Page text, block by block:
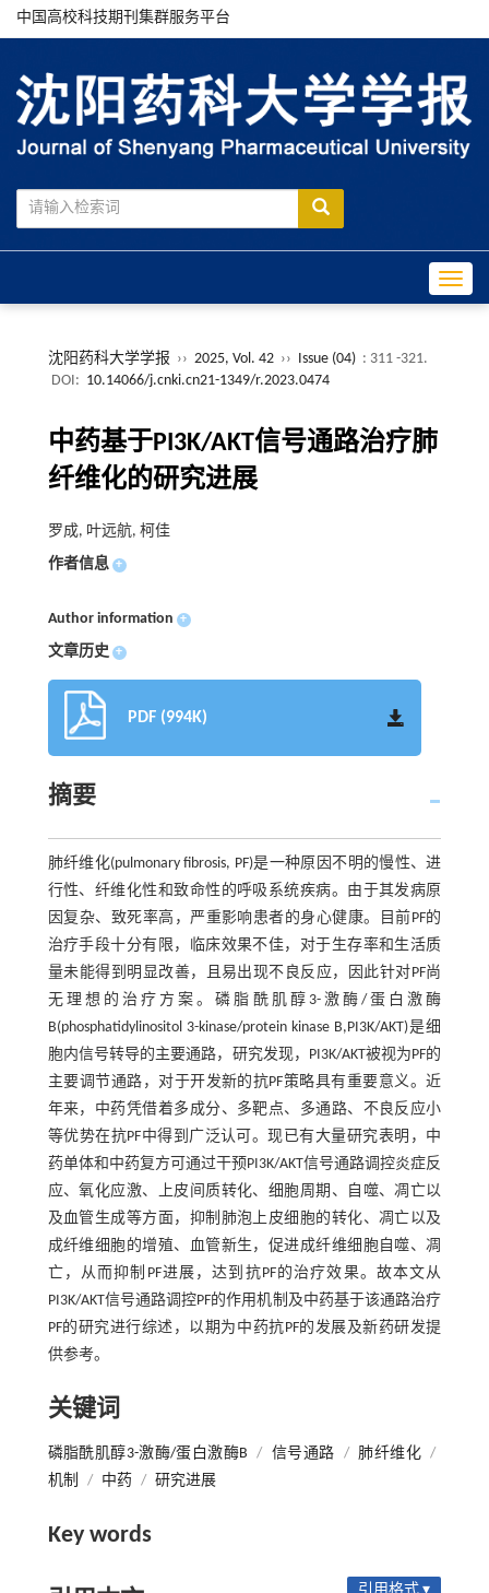
中国高校科技期刊集群服务平台
沈阳药科大学学报 ›› 2025, Vol. 42 ›› Issue (04) : 311 -321.
DOI: 10.14066/j.cnki.cn21-1349/r.2023.0474
中药基于PI3K/AKT信号通路治疗肺
纤维化的研究进展
罗成, 叶远航, 柯佳
作者信息 +
Author information +
文章历史 +
PDF (994K)
摘要
肺纤维化(pulmonary fibrosis, PF)是一种原因不明的慢性、进
行性、纤维化性和致命性的呼吸系统疾病。由于其发病原
因复杂、致死率高，严重影响患者的身心健康。目前PF的
治疗手段十分有限，临床效果不佳，对于生存率和生活质
量未能得到明显改善，且易出现不良反应，因此针对PF尚
无理想的治疗方案。磷脂酰肌醇3-激酶/蛋白激酶
B(phosphatidylinositol 3-kinase/protein kinase B,PI3K/AKT)是细
胞内信号转导的主要通路，研究发现，PI3K/AKT被视为PF的
主要调节通路，对于开发新的抗PF策略具有重要意义。近
年来，中药凭借着多成分、多靶点、多通路、不良反应小
等优势在抗PF中得到广泛认可。现已有大量研究表明，中
药单体和中药复方可通过干预PI3K/AKT信号通路调控炎症反
应、氧化应激、上皮间质转化、细胞周期、自噬、凋亡以
及血管生成等方面，抑制肺泡上皮细胞的转化、凋亡以及
成纤维细胞的增殖、血管新生，促进成纤维细胞自噬、凋
亡，从而抑制PF进展，达到抗PF的治疗效果。故本文从
PI3K/AKT信号通路调控PF的作用机制及中药基于该通路治疗
PF的研究进行综述，以期为中药抗PF的发展及新药研发提
供参考。
关键词
磷脂酰肌醇3-激酶/蛋白激酶B / 信号通路 / 肺纤维化 /
机制
/ 中药 / 研究进展
Key words